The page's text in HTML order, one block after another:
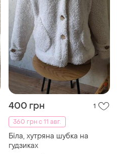
400 грн
1
360 грн с 11 авг.
Біла, хутряна шубка на
гудзиках